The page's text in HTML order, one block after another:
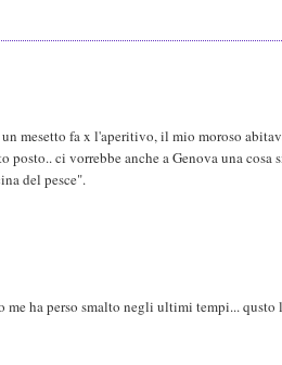
mesetto fa x l'aperitivo, il mio moroso
posto.. ci vorrebbe anche a Genova una
del pesce".
ha perso smalto negli ultimi tempi...